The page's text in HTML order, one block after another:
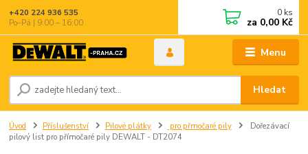
Menu
Hledat
+420 224 936 535
Po–Pá | 9:00 – 16:00
0 ks
za 0,00 Kč
Úvod Příslušenství Pilové plátky pro přmočaré pily
Dořezávací
pilový list pro přímočaré pily DEWALT - DT2074